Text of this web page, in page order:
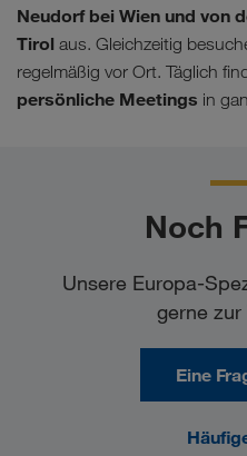
Neudorf bei Wien und von
Tirol aus. Gleichzeitig
regelmäßig vor Ort. Täglich
persönliche Meetings in
Noch
Unsere Europa-
gerne zur
Eine